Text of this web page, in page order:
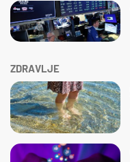
ZDRAVLJE